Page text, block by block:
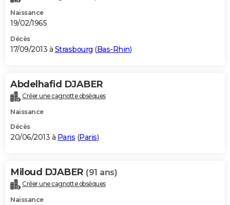
Naissance
19/02/1965
Décès
17/09/2013 à Strasbourg (Bas-Rhin)
Abdelhafid DJABER
Créer une cagnotte obsèques
Naissance
Décès
20/06/2013 à Paris (Paris)
Miloud DJABER (91 ans)
Créer une cagnotte obsèques
Naissance